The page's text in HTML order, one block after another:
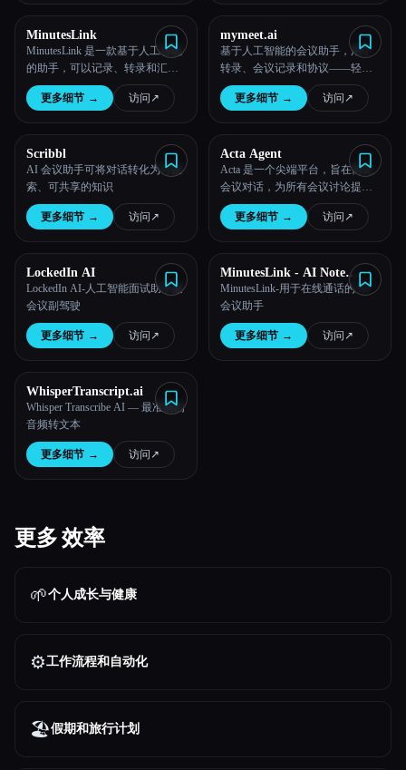
MinutesLink
MinutesLink 是一款基于人工智能
的助手，可以记录、转录和汇总
您的 Google Meet 通话，帮助您保
持井井有条，轻松提高工作效
更多细节 → 访问 ↗︎
mymeet.ai
基于人工智能的会议助手，用于
转录、会议记录和协议——轻松
简化您的工作流程
更多细节 → 访问 ↗︎
Scribbl
AI 会议助手可将对话转化为可搜
索、可共享的知识
更多细节 → 访问 ↗︎
Acta Agent
Acta 是一个尖端平台，旨在简化
会议对话，为所有会议讨论提供
占位符，并以结构化方式跟踪行
动要点。
更多细节 → 访问 ↗︎
LockedIn AI
LockedIn AI-人工智能面试助手兼
会议副驾驶
更多细节 → 访问 ↗︎
MinutesLink - AI Note
Taker
MinutesLink-用于在线通话的 AI
会议助手
更多细节 → 访问 ↗︎
WhisperTranscript.ai
Whisper Transcribe AI — 最准确的
音频转文本
更多细节 → 访问 ↗︎
更多 效率
🌱个人成长与健康
⚙️工作流程和自动化
🏖假期和旅行计划